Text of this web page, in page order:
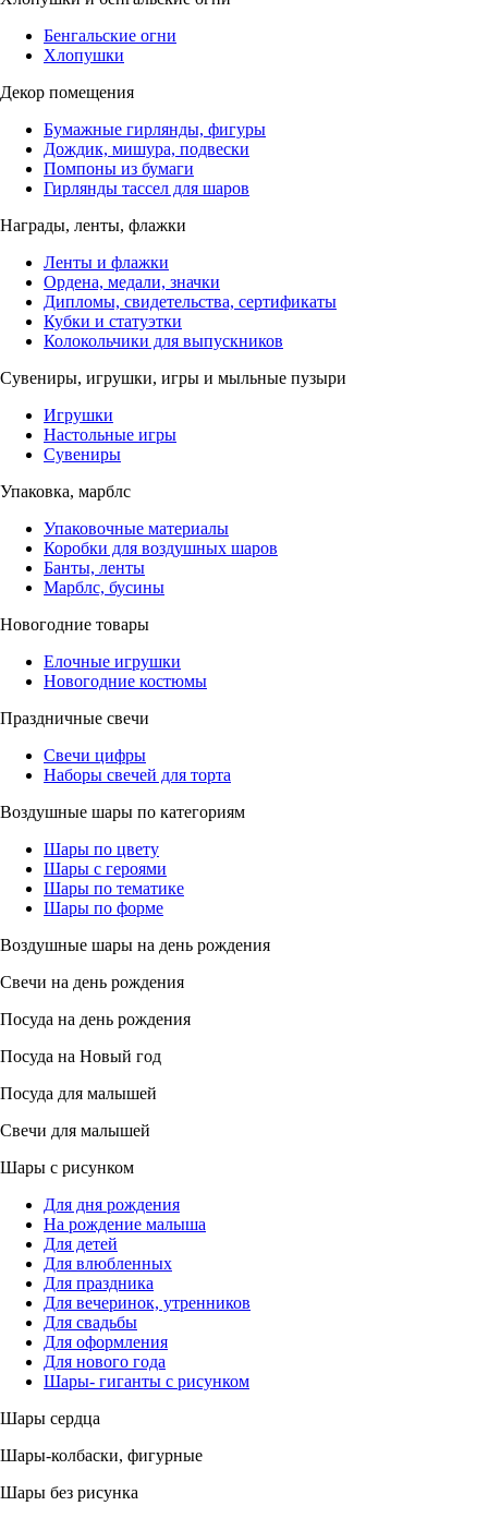
Бенгальские огни
Хлопушки
Декор помещения
Бумажные гирлянды, фигуры
Дождик, мишура, подвески
Помпоны из бумаги
Гирлянды тассел для шаров
Награды, ленты, флажки
Ленты и флажки
Ордена, медали, значки
Дипломы, свидетельства, сертификаты
Кубки и статуэтки
Колокольчики для выпускников
Сувениры, игрушки, игры и мыльные пузыри
Игрушки
Настольные игры
Сувениры
Упаковка, марблс
Упаковочные материалы
Коробки для воздушных шаров
Банты, ленты
Марблс, бусины
Новогодние товары
Елочные игрушки
Новогодние костюмы
Праздничные свечи
Свечи цифры
Наборы свечей для торта
Воздушные шары по категориям
Шары по цвету
Шары с героями
Шары по тематике
Шары по форме
Воздушные шары на день рождения
Свечи на день рождения
Посуда на день рождения
Посуда на Новый год
Посуда для малышей
Свечи для малышей
Шары с рисунком
Для дня рождения
На рождение малыша
Для детей
Для влюбленных
Для праздника
Для вечеринок, утренников
Для свадьбы
Для оформления
Для нового года
Шары- гиганты с рисунком
Шары сердца
Шары-колбаски, фигурные
Шары без рисунка